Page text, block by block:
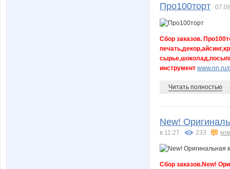
Про100торт
Сбор заказов.
инструмент
Читать полностью
New!
в 11:27 233
Сбор заказов.New!